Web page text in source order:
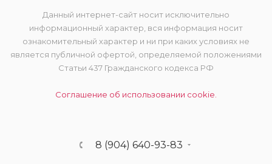
Данный интернет-сайт носит исключительно
информационный характер, вся информация носит
ознакомительный характер и ни при каких условиях не
является публичной офертой, определяемой положениями
Статьи 437 Гражданского кодекса РФ
Соглашение об использовании cookie.
8 (904) 640-93-83